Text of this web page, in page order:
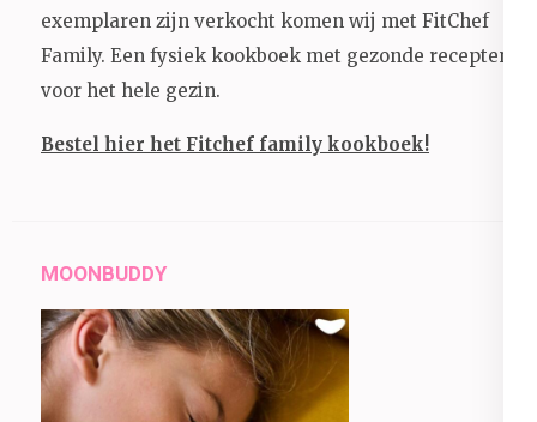
exemplaren zijn verkocht komen wij met FitChef
Family. Een fysiek kookboek met gezonde recepten
voor het hele gezin.
Bestel hier het Fitchef family kookboek!
MOONBUDDY